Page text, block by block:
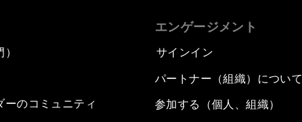
ーのコミュニティ
エンゲージメント
サインイン
パートナー（組織）について
参加する（個人、組織）